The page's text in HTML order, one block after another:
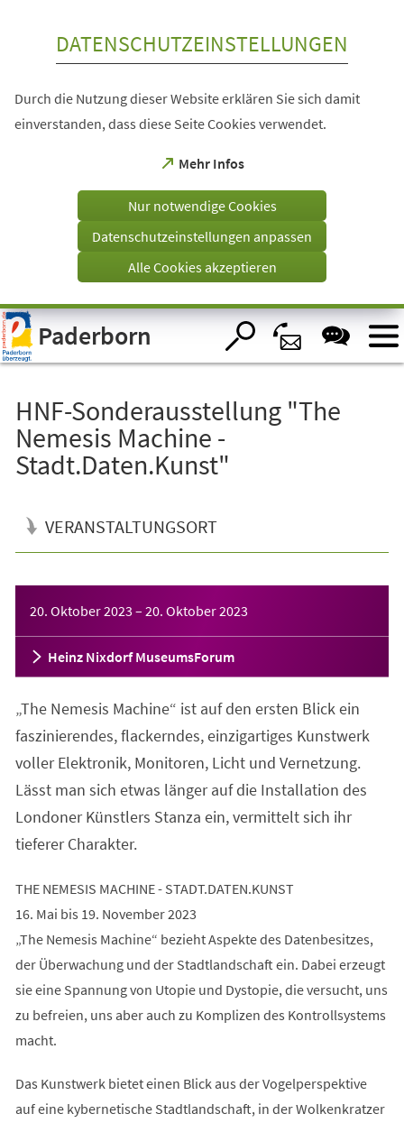
Visuelle
Assistenzsoftware
öffnen.
DATENSCHUTZEINSTELLUNGEN
Durch die Nutzung dieser Website erklären Sie sich damit
einverstanden, dass diese Seite Cookies verwendet.
Mehr Infos
(Öffnet
einem
Tab)
Nur notwendige Cookies
Datenschutzeinstellungen anpassen
Alle Cookies akzeptieren
Paderborn
HNF-Sonderausstellung "The
Nemesis Machine -
Stadt.Daten.Kunst"
VERANSTALTUNGSORT
20. Oktober 2023 – 20. Oktober 2023
Heinz Nixdorf MuseumsForum
„The Nemesis Machine“ ist auf den ersten Blick ein
faszinierendes, flackerndes, einzigartiges Kunstwerk
voller Elektronik, Monitoren, Licht und Vernetzung.
Lässt man sich etwas länger auf die Installation des
Londoner Künstlers Stanza ein, vermittelt sich ihr
tieferer Charakter.
THE NEMESIS MACHINE - STADT.DATEN.KUNST
16. Mai bis 19. November 2023
„The Nemesis Machine“ bezieht Aspekte des Datenbesitzes,
der Überwachung und der Stadtlandschaft ein. Dabei erzeugt
sie eine Spannung von Utopie und Dystopie, die versucht, uns
zu befreien, uns aber auch zu Komplizen des Kontrollsystems
macht.
Das Kunstwerk bietet einen Blick aus der Vogelperspektive
auf eine kybernetische Stadtlandschaft, in der Wolkenkratzer